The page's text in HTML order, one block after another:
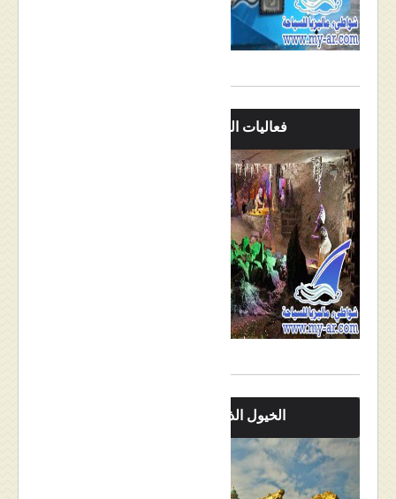
فعاليات الماينز
الخيول الذهبية